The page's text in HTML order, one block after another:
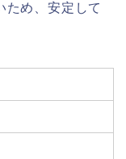
ため、安定して